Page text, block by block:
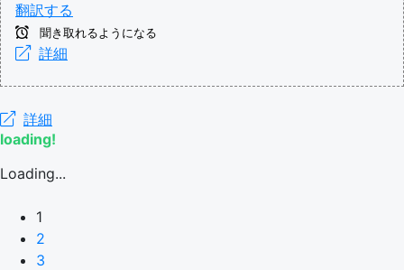
翻訳する
聞き取れるようになる
詳細
詳細
loading!
Loading...
1
2
3